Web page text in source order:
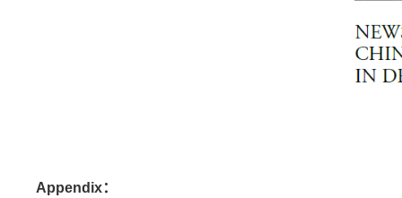
Appendix：